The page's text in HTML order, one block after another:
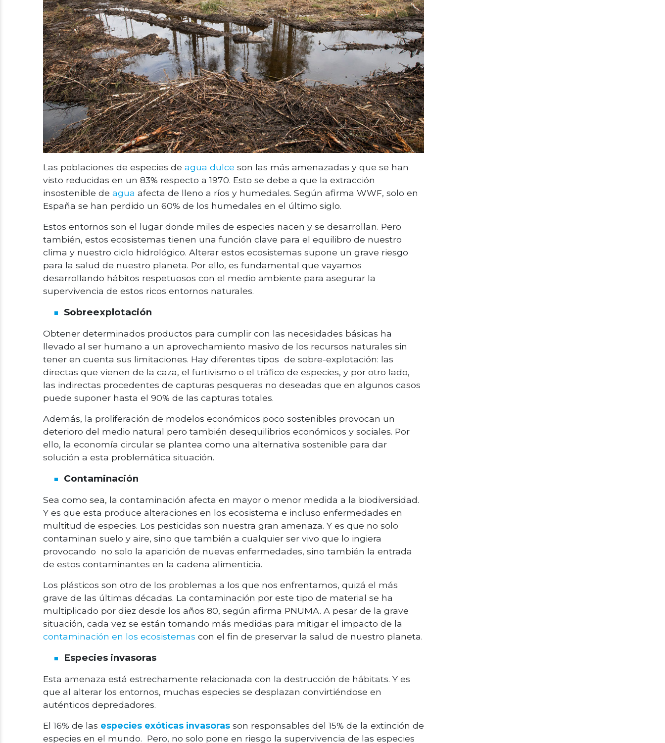
Las poblaciones de especies de agua dulce son las más amenazadas y que se han
visto reducidas en un 83% respecto a 1970. Esto se debe a que la extracción
insostenible de agua afecta de lleno a ríos y humedales. Según afirma WWF, solo en
España se han perdido un 60% de los humedales en el último siglo.
Estos entornos son el lugar donde miles de especies nacen y se desarrollan. Pero
también, estos ecosistemas tienen una función clave para el equilibro de nuestro
clima y nuestro ciclo hidrológico. Alterar estos ecosistemas supone un grave riesgo
para la salud de nuestro planeta. Por ello, es fundamental que vayamos
desarrollando hábitos respetuosos con el medio ambiente para asegurar la
supervivencia de estos ricos entornos naturales.
Sobreexplotación
Obtener determinados productos para cumplir con las necesidades básicas ha
llevado al ser humano a un aprovechamiento masivo de los recursos naturales sin
tener en cuenta sus limitaciones. Hay diferentes tipos de sobre-explotación: las
directas que vienen de la caza, el furtivismo o el tráfico de especies, y por otro lado,
las indirectas procedentes de capturas pesqueras no deseadas que en algunos casos
puede suponer hasta el 90% de las capturas totales.
Además, la proliferación de modelos económicos poco sostenibles provocan un
deterioro del medio natural pero también desequilibrios económicos y sociales. Por
ello, la economía circular se plantea como una alternativa sostenible para dar
solución a esta problemática situación.
Contaminación
Sea como sea, la contaminación afecta en mayor o menor medida a la biodiversidad.
Y es que esta produce alteraciones en los ecosistema e incluso enfermedades en
multitud de especies. Los pesticidas son nuestra gran amenaza. Y es que no solo
contaminan suelo y aire, sino que también a cualquier ser vivo que lo ingiera
provocando no solo la aparición de nuevas enfermedades, sino también la entrada
de estos contaminantes en la cadena alimenticia.
Los plásticos son otro de los problemas a los que nos enfrentamos, quizá el más
grave de las últimas décadas. La contaminación por este tipo de material se ha
multiplicado por diez desde los años 80, según afirma PNUMA. A pesar de la grave
situación, cada vez se están tomando más medidas para mitigar el impacto de la
contaminación en los ecosistemas con el fin de preservar la salud de nuestro planeta.
Especies invasoras
Esta amenaza está estrechamente relacionada con la destrucción de hábitats. Y es
que al alterar los entornos, muchas especies se desplazan convirtiéndose en
auténticos depredadores.
El 16% de las especies exóticas invasoras son responsables del 15% de la extinción de
especies en el mundo. Pero, no solo pone en riesgo la supervivencia de las especies